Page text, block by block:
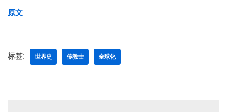
原文
标签: 世界史 传教士 全球化